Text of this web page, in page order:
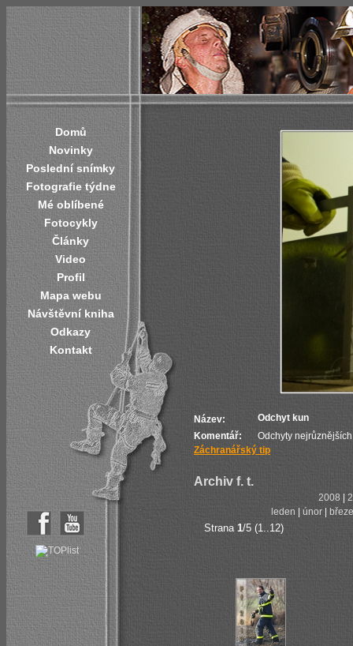
Domů
Novinky
Poslední snímky
Fotografie týdne
Mé oblíbené
Fotocykly
Články
Video
Profil
Mapa webu
Návštěvní kniha
Odkazy
Kontakt
Název:
Odchyt kun
Komentář:
Odchyty
Záchranářský tip
Archiv f. t.
2008
leden
únor
Strana 1/5 (1..12)